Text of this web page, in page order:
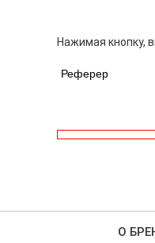
Нажимая кнопку,
Реферер
О